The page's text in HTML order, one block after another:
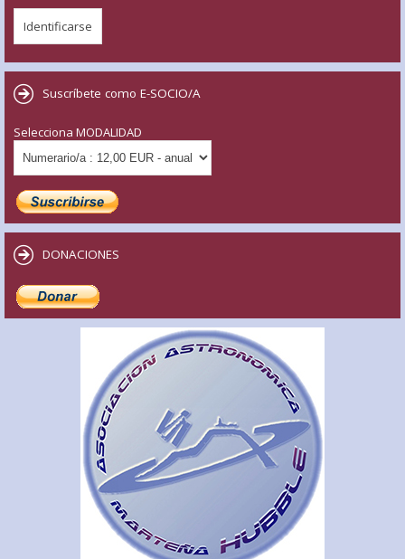
Suscríbete como E-SOCIO/A
Selecciona MODALIDAD
DONACIONES